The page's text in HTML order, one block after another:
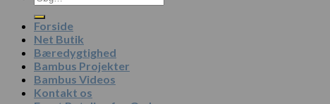
Forside
Net Butik
Bæredygtighed
Bambus Projekter
Bambus Videos
Kontakt os